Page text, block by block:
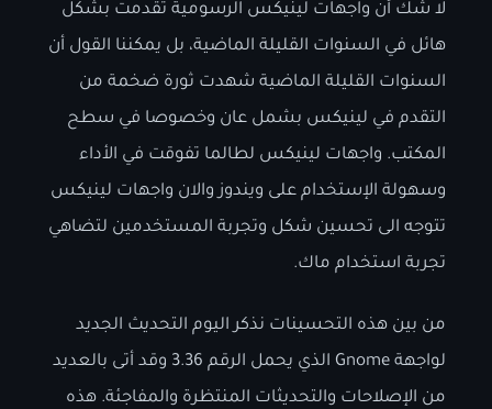
لا شك أن واجهات لينيكس الرسومية تقدمت بشكل
هائل في السنوات القليلة الماضية، بل يمكننا القول أن
السنوات القليلة الماضية شهدت ثورة ضخمة من
التقدم في لينيكس بشمل عان وخصوصا في سطح
المكتب. واجهات لينيكس لطالما تفوقت في الأداء
وسهولة الإستخدام على ويندوز والان واجهات لينيكس
تتوجه الى تحسين شكل وتجربة المستخدمين لتضاهي
تجربة استخدام ماك.
من بين هذه التحسينات نذكر اليوم التحديث الجديد
لواجهة Gnome الذي يحمل الرقم 3.36 وقد أتى بالعديد
من الإصلاحات والتحديثات المنتظرة والمفاجئة. هذه